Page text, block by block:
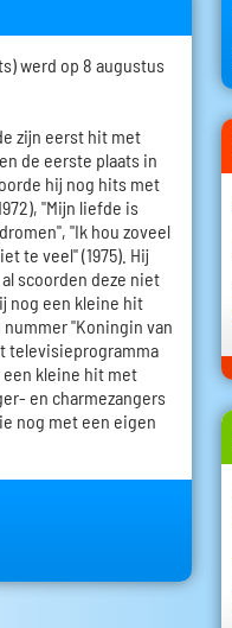
werd op 8 augustus
zijn eerst hit met
de eerste plaats in
hij nog hits met
"Mijn liefde is
"Ik hou zoveel
te veel" (1975). Hij
scoorden deze niet
nog een kleine hit
nummer "Koningin van
televisieprogramma
een kleine hit met
en charmezangers
nog met een eigen